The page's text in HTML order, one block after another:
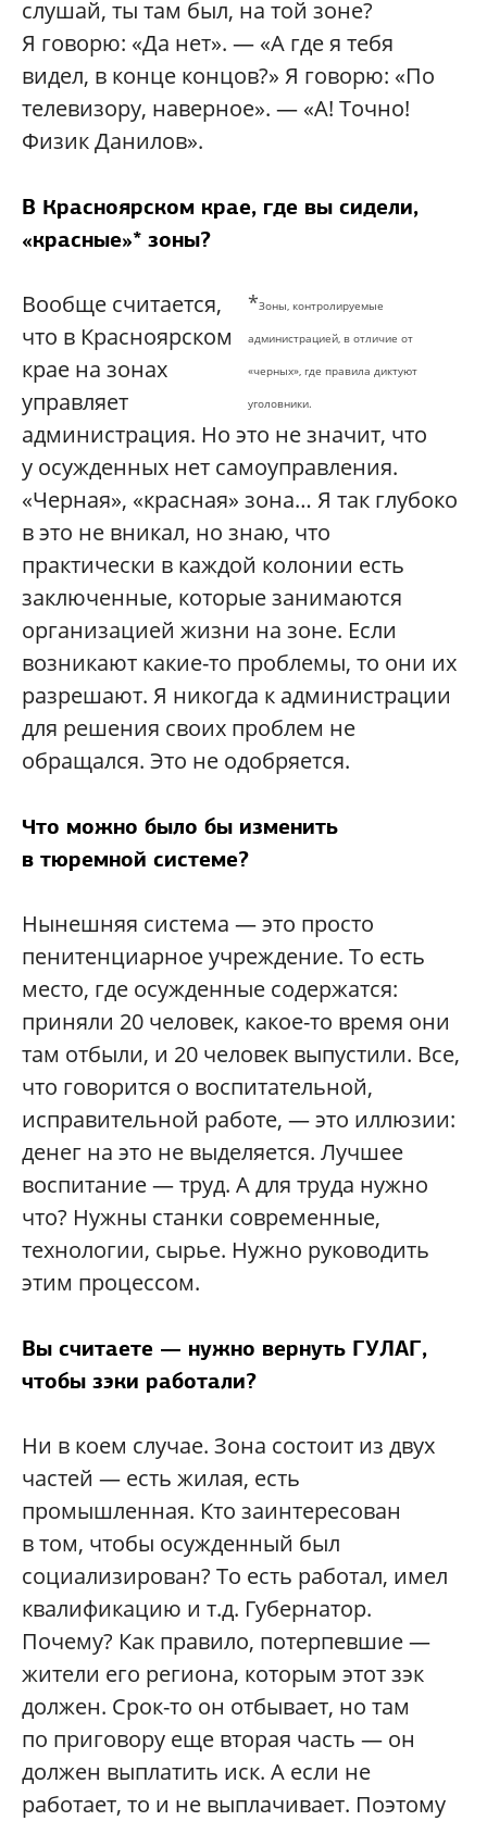
слушай, ты там был, на той зоне?
Я говорю: «Да нет». — «А где я тебя
видел, в конце концов?» Я говорю: «По
телевизору, наверное». — «А! Точно!
Физик Данилов».
В Красноярском крае, где вы сидели,
«красные»* зоны?
*Зоны, контролируемые
администрацией, в отличие от
«черных», где правила диктуют
уголовники.
Вообще считается,
что в Красноярском
крае на зонах
управляет
администрация. Но это не значит, что
у осужденных нет самоуправления.
«Черная», «красная» зона… Я так глубоко
в это не вникал, но знаю, что
практически в каждой колонии есть
заключенные, которые занимаются
организацией жизни на зоне. Если
возникают какие-то проблемы, то они их
разрешают. Я никогда к администрации
для решения своих проблем не
обращался. Это не одобряется.
Что можно было бы изменить
в тюремной системе?
Нынешняя система — это просто
пенитенциарное учреждение. То есть
место, где осужденные содержатся:
приняли 20 человек, какое-то время они
там отбыли, и 20 человек выпустили. Все,
что говорится о воспитательной,
исправительной работе, — это иллюзии:
денег на это не выделяется. Лучшее
воспитание — труд. А для труда нужно
что? Нужны станки современные,
технологии, сырье. Нужно руководить
этим процессом.
Вы считаете — нужно вернуть ГУЛАГ,
чтобы зэки работали?
Ни в коем случае. Зона состоит из двух
частей — есть жилая, есть
промышленная. Кто заинтересован
в том, чтобы осужденный был
социализирован? То есть работал, имел
квалификацию и т.д. Губернатор.
Почему? Как правило, потерпевшие —
жители его региона, которым этот зэк
должен. Срок-то он отбывает, но там
по приговору еще вторая часть — он
должен выплатить иск. А если не
работает, то и не выплачивает. Поэтому